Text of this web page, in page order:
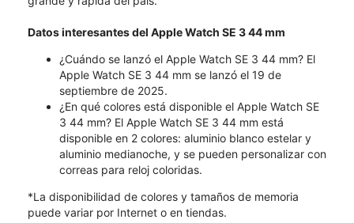
Datos interesantes del Apple Watch SE 3 44 mm
¿Cuándo se lanzó el Apple Watch SE 3 44 mm? El
Apple Watch SE 3 44 mm se lanzó el 19 de
septiembre de 2025.
¿En qué colores está disponible el Apple Watch SE
3 44 mm? El Apple Watch SE 3 44 mm está
disponible en 2 colores: aluminio blanco estelar y
aluminio medianoche, y se pueden personalizar con
correas para reloj coloridas.
*La disponibilidad de colores y tamaños de memoria
puede variar por Internet o en tiendas.